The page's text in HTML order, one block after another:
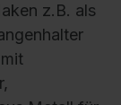
z.B. als